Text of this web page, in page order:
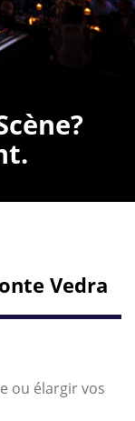
Vedra
ou élargir vos